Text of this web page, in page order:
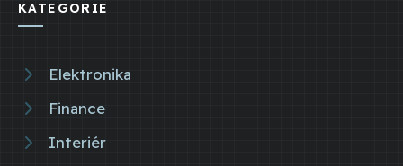
KATEGORIE
Elektronika
Finance
Interiér